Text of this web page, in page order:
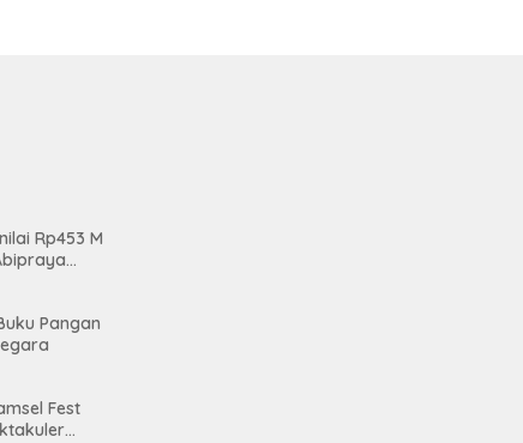
Rp453 M
Pangan
Fest